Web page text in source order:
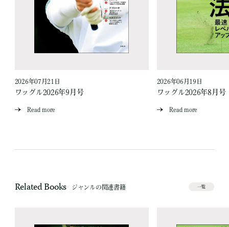
2026年07月21日
ワッグル2026年9月号
Read more
2026年06月19日
ワッグル2026年8月号
Read more
Related Books ジャンルの関連書籍 一覧